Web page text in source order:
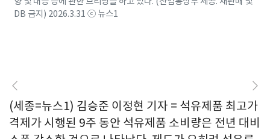
DB 금지) 2026.3.31 ⓒ 뉴스1
(세종=뉴스1) 김승준 이정현 기자 = 석유제품 최고가
격제가 시행된 9주 동안 석유제품 소비량은 전년 대비